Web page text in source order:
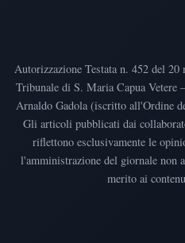
Autorizzazione Testata n. 452 del
Tribunale di S. Maria Capua Vetere
Arnaldo Gadola (iscritto all'Ordine
Gli articoli pubblicati dai
riflettono esclusivamente le
l'amministrazione del giornale non
merito ai